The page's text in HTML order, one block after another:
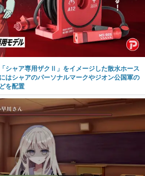
シャア専用ザクⅡ」をイメージした散水ホース
はシャアのパーソナルマークやジオン公国軍の
を配置